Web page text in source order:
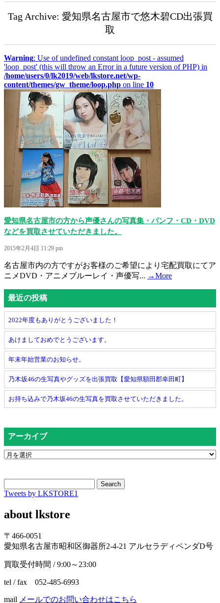
Tag Archive: 愛知県名古屋市で悠木碧CD出張買
取
Warning: Use of undefined constant loop_post - assumed
'loop_post' (this will throw an Error in a future version of PHP) in
/home/users/0/lk2019/web/lkstore.net/wp-
content/themes/gw_theme/loop.php on line 10
愛知県名古屋市の方から声優さんの写真集・パンフ・CD・DVD
などを買取させていただきました。
2015年2月4日 11:29 pm
名古屋市内の方ですがお客様のご希望により宅配買取にてア
ニメDVD・アニメブルーレイ・声優写... →More
最近の投稿
2022年度もありがとうございました！
あけましておめでとうございます。
年末年始営業のお知らせ。
乃木坂46の生写真やグッズを出張買取【愛知県額田郡幸田町】
お持ち込みで乃木坂46の生写真を買取させていただきました。
アーカイブ
Search
Tweets by LKSTORE1
about lkstore
〒466-0051
愛知県名古屋市昭和区御器所2-4-21 アルセラディペンダD号
買取受付時間 / 9:00～23:00
tel / fax 052-485-6993
mail メールでのお問い合わせはこちら